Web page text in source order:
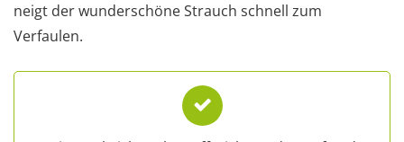
neigt der wunderschöne Strauch schnell zum
Verfaulen.